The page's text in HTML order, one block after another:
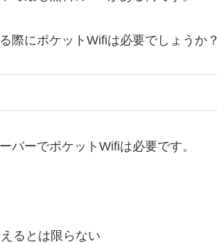
際にポケットWifiは必要でしょうか？
バーでポケットWifiは必要です。
るとは限らない